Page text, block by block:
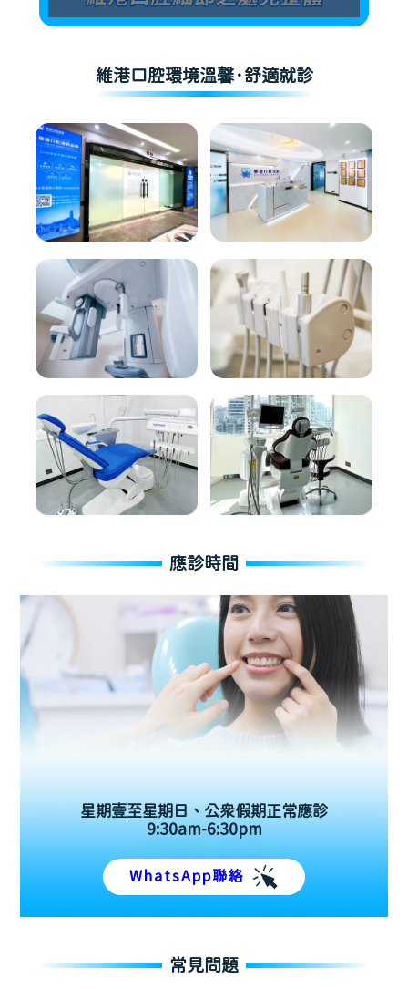
維港口腔環境溫馨·舒適就診
應診時間
星期壹至星期日、公眾假期正常應診
9:30am-6:30pm
WhatsApp聯絡
常見問題